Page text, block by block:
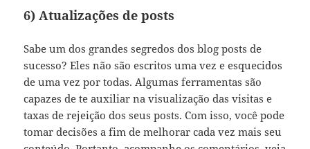
6) Atualizações de posts
Sabe um dos grandes segredos dos blog posts de
sucesso? Eles não são escritos uma vez e esquecidos
de uma vez por todas. Algumas ferramentas são
capazes de te auxiliar na visualização das visitas e
taxas de rejeição dos seus posts. Com isso, você pode
tomar decisões a fim de melhorar cada vez mais seu